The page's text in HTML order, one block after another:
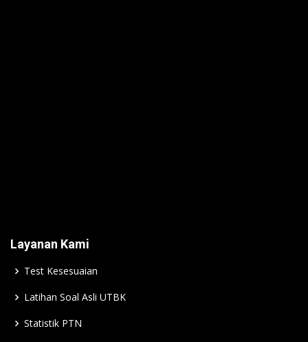
Layanan Kami
Test Kesesuaian
Latihan Soal Asli UTBK
Statistik PTN